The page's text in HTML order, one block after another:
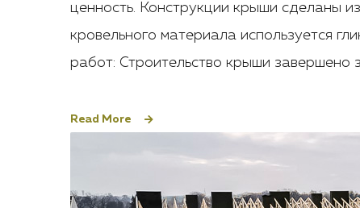
ценность. Конструкции крыши сделаны
кровельного материала используется
работ: Строительство крыши завершено
Read More